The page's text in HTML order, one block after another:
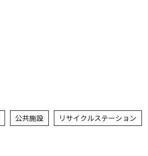
公共施設
リサイクルステーション